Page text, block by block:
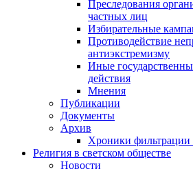
Преследования
частных лиц
Избирательные
Противодействие
антиэкстремизму
Иные
действия
Мнения
Публикации
Документы
Архив
Хроники фильтрации
Религия в светском обществе
Новости